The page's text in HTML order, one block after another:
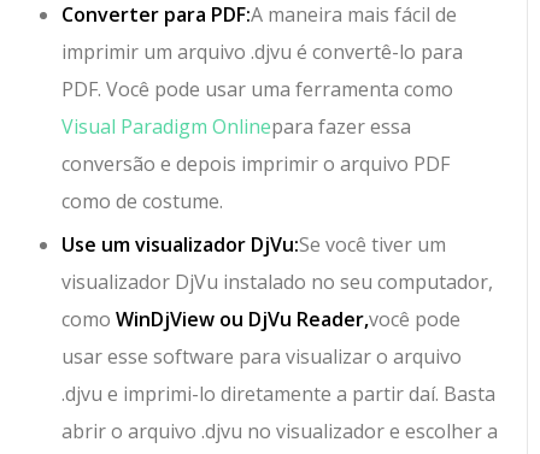
Converter para PDF:A maneira mais fácil de
imprimir um arquivo .djvu é convertê-lo para
PDF. Você pode usar uma ferramenta como
Visual Paradigm Onlinepara fazer essa
conversão e depois imprimir o arquivo PDF
como de costume.
Use um visualizador DjVu:Se você tiver um
visualizador DjVu instalado no seu computador,
comoWinDjView ou DjVu Reader,você pode
usar esse software para visualizar o arquivo
.djvu e imprimi-lo diretamente a partir daí. Basta
abrir o arquivo .djvu no visualizador e escolher a